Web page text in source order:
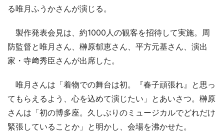
る唯月ふうかさんが演じる。
製作発表会見は、約1000人の観客を招待して実施。周
防監督と唯月さん、榊原郁恵さん、平方元基さん、演出
家・寺﨑秀臣さんが出席した。
唯月さんは「着物での舞台は初。『春子頑張れ』と思っ
てもらえるよう、心を込めて演じたい」とあいさつ。榊原
さんは「初の博多座。久しぶりのミュージカルでどれだけ
緊張していることか」と明かし、会場を沸かせた。